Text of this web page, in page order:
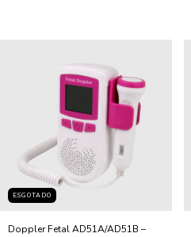
ESGOTADO
Doppler Fetal AD51A/AD51B –